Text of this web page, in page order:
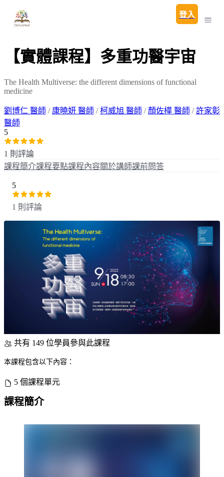
登入
【實體課程】多重功醫宇宙
The Health Multiverse: the different dimensions of functional
medicine
劉博仁 醫師 / 康曉妍 醫師 /柯威旭 醫師 / 顏佐樺 醫師 /許家彰
醫師
5
1 則評論
課程簡介課程要點課程內容關於講師課前問答
5
1 則評論
共有 149 位學員參與此課程
本課程包含以下內容：
5 個課程單元
課程簡介